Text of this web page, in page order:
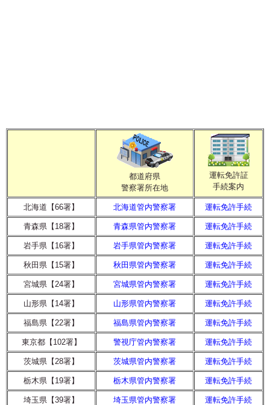
都道府県
警察署所在地
運転免許証
手続案内
北海道【66署】 北海道管内警察署 運転免許手続
青森県【18署】 青森県管内警察署 運転免許手続
岩手県【16署】 岩手県管内警察署 運転免許手続
秋田県【15署】 秋田県管内警察署 運転免許手続
宮城県【24署】 宮城県管内警察署 運転免許手続
山形県【14署】 山形県管内警察署 運転免許手続
福島県【22署】 福島県管内警察署 運転免許手続
東京都【102署】 警視庁管内警察署 運転免許手続
茨城県【28署】 茨城県管内警察署 運転免許手続
栃木県【19署】 栃木県管内警察署 運転免許手続
埼玉県【39署】 埼玉県管内警察署 運転免許手続